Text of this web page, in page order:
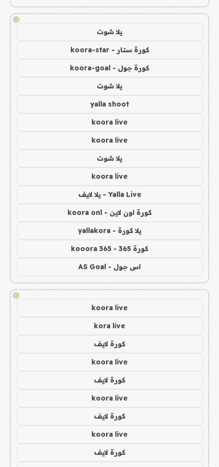
!
يلا شوت
كورة ستار - koora-star
كورة جول - koora-goal
يلا شوت
yalla shoot
koora live
koora live
يلا شوت
koora live
Yalla Live - يلا لايف
كورة اون لاين - koora onl
يلا كورة - yallakora
كورة 365 - kooora 365
اس جول - AS Goal
!
koora live
kora live
كورة لايف
koora live
كورة لايف
koora live
كورة لايف
koora live
كورة لايف